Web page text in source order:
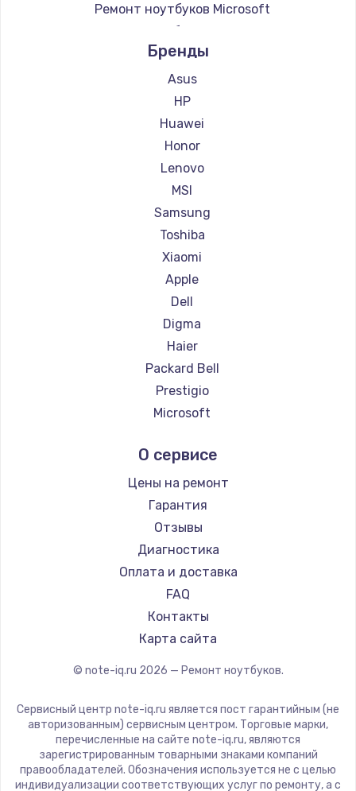
Ремонт ноутбуков Microsoft
Ремонт ноутбуков Alienware
Ремонт ноутбуков Aquarius
Ремонт ноутбуков Gigabyte
Ремонт ноутбуков Aorus
Ремонт ноутбуков Maibenben
Ремонт ноутбуков Getac
Ремонт ноутбуков Epson
Ремонт ноутбуков Philips
Ремонт ноутбуков LG
Ремонт ноутбуков Panasonic
Ремонт ноутбуков Irbis
Ремонт ноутбуков Thunderobot
Ремонт ноутбуков Hasee
Ремонт ноутбуков ZTE
Ремонт ноутбуков Hiper
Ремонт ноутбуков Evga
Ремонт ноутбуков Google
Ремонт ноутбуков Echips
Ремонт ноутбуков Predator
Ремонт ноутбуков iru
Ремонт ноутбуков Machenike
Ремонт ноутбуков DEXP
Ремонт ноутбуков Teclast
Ремонт ноутбуков CHUWI
Ремонт ноутбуков Colorful
Бренды
Asus
HP
Huawei
Honor
Lenovo
MSI
Samsung
Toshiba
Xiaomi
Apple
Dell
Digma
Haier
Packard Bell
Prestigio
Microsoft
Aquarius
Gigabyte
Aorus
Maibenben
Getac
Epson
Philips
LG
Panasonic
ZTE
Hiper
Evga
О сервисе
Цены на ремонт
Гарантия
Отзывы
Диагностика
Оплата и доставка
FAQ
Контакты
Карта сайта
© note-iq.ru 2026 — Ремонт ноутбуков.
Сервисный центр note-iq.ru является пост гарантийным (не
авторизованным) сервисным центром. Торговые марки,
перечисленные на сайте note-iq.ru, являются
зарегистрированным товарными знаками компаний
правообладателей. Обозначения используется не с целью
индивидуализации соответствующих услуг по ремонту, а с